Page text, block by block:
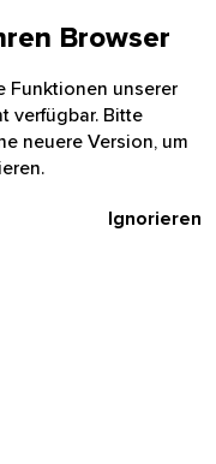
Browser
Funktionen unserer
verfügbar. Bitte
neuere Version, um
Ignorieren